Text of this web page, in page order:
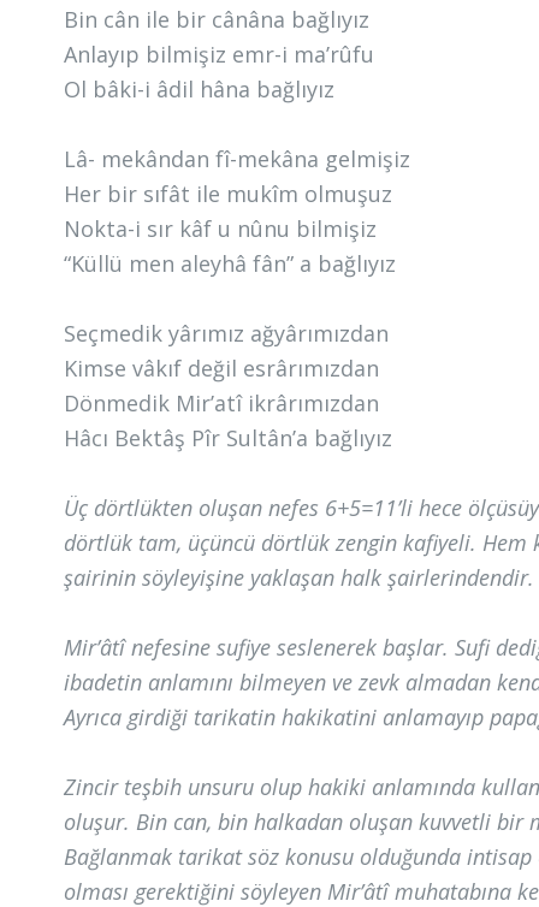
Bin cân ile bir cânâna bağlıyız
Anlayıp bilmişiz emr-i ma’rûfu
Ol bâki-i âdil hâna bağlıyız
Lâ- mekândan fî-mekâna gelmişiz
Her bir sıfât ile mukîm olmuşuz
Nokta-i sır kâf u nûnu bilmişiz
“Küllü men aleyhâ fân” a bağlıyız
Seçmedik yârımız ağyârımızdan
Kimse vâkıf değil esrârımızdan
Dönmedik Mir’atî ikrârımızdan
Hâcı Bektâş Pîr Sultân’a bağlıyız
Üç dörtlükten oluşan nefes 6+5=11’li hece
dörtlük tam, üçüncü dörtlük zengin kafiyeli. Hem
şairinin söyleyişine yaklaşan halk şairlerindendir.
Mir’âtî nefesine sufiye seslenerek başlar. Sufi
ibadetin anlamını bilmeyen ve zevk almadan
Ayrıca girdiği tarikatin hakikatini anlamayıp
Zincir teşbih unsuru olup hakiki anlamında
oluşur. Bin can, bin halkadan oluşan kuvvetli bir
Bağlanmak tarikat söz konusu olduğunda
olması gerektiğini söyleyen Mir’âtî muhatabına